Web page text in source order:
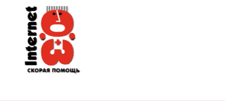
Internet
Скорая помощь